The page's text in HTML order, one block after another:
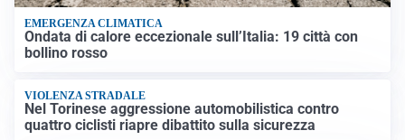
EMERGENZA CLIMATICA
Ondata di calore eccezionale sull’Italia: 19 città con
bollino rosso
VIOLENZA STRADALE
Nel Torinese aggressione automobilistica contro
quattro ciclisti riapre dibattito sulla sicurezza